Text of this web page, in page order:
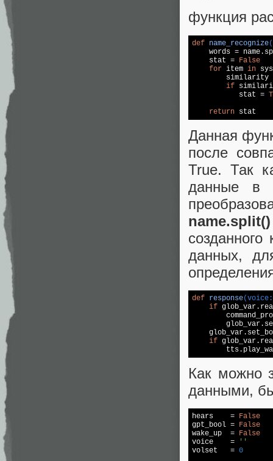
функция
def name_recognize
words =
    stat =
False
for item in
similarity
if
           stat =
return stat
Данная
после
True. Так
данные в
name.split()
данных,
def response
if
if
Как можно
данными,
hears    = False
gpt_bool = False
wake_up  = False
voice    =
''
volset   = 0